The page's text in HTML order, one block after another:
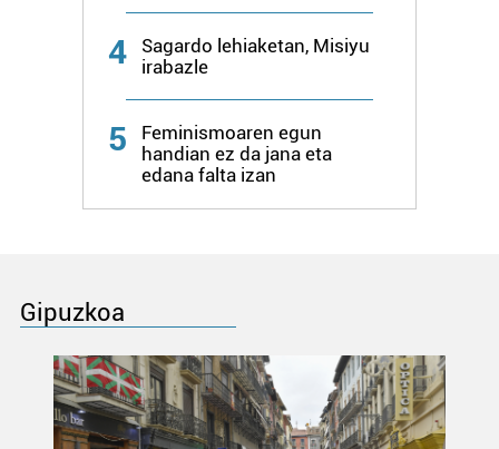
4
Sagardo lehiaketan, Misiyu
irabazle
5
Feminismoaren egun
handian ez da jana eta
edana falta izan
Gipuzkoa